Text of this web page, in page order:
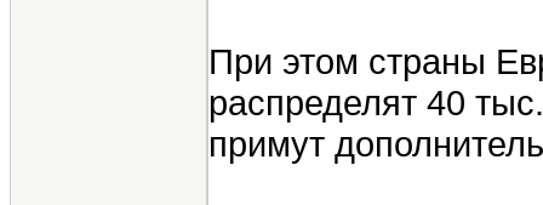
При этом страны
распределят 40
примут